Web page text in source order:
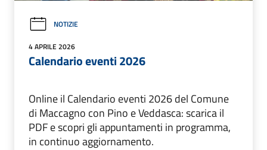
NOTIZIE
4 APRILE 2026
Calendario eventi 2026
Online il Calendario eventi 2026 del Comune
di Maccagno con Pino e Veddasca: scarica il
PDF e scopri gli appuntamenti in programma,
in continuo aggiornamento.